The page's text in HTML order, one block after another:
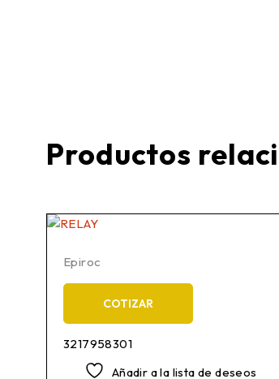
Productos
Epiroc
COTIZAR
3217958301
Añadir a la lista de deseos